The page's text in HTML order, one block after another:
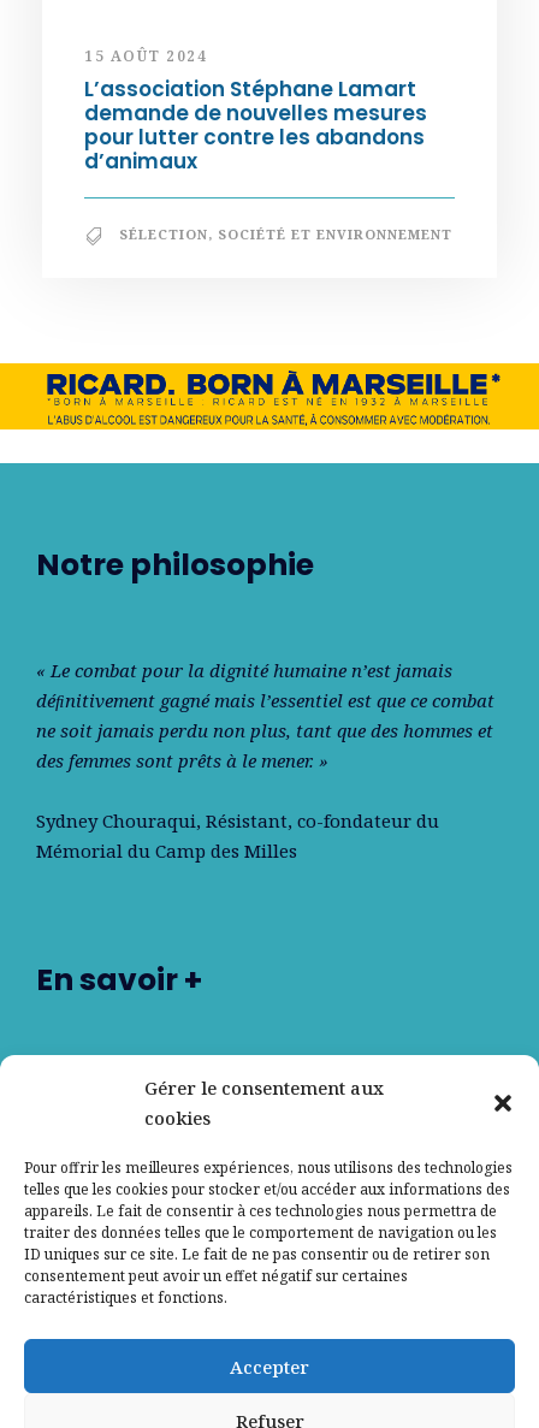
Gérer le consentement aux
cookies
Pour offrir les meilleures expériences, nous utilisons des technologies
telles que les cookies pour stocker et/ou accéder aux informations des
appareils. Le fait de consentir à ces technologies nous permettra de
traiter des données telles que le comportement de navigation ou les
ID uniques sur ce site. Le fait de ne pas consentir ou de retirer son
consentement peut avoir un effet négatif sur certaines
caractéristiques et fonctions.
Accepter
Refuser
15 AOÛT 2024
L’association Stéphane Lamart
demande de nouvelles mesures
pour lutter contre les abandons
d’animaux
SÉLECTION, SOCIÉTÉ ET ENVIRONNEMENT
Notre philosophie
« Le combat pour la dignité humaine n’est jamais
déﬁnitivement gagné mais l’essentiel est que ce combat
ne soit jamais perdu non plus, tant que des hommes et
des femmes sont prêts à le mener. »
Sydney Chouraqui, Résistant, co-fondateur du
Mémorial du Camp des Milles
En savoir +
Nos partenaires
Contactez-nous
Mentions légales